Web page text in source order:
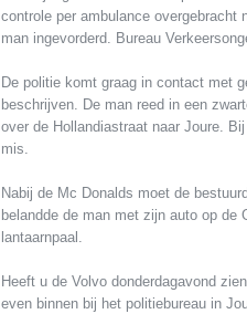
controle per ambulance overgebracht
man ingevorderd. Bureau
De politie komt graag in contact met
beschrijven. De man reed in een
over de Hollandiastraat naar Joure.
mis.
Nabij de Mc Donalds moet de
belandde de man met zijn auto op
lantaarnpaal.
Heeft u de Volvo donderdagavond
even binnen bij het politiebureau in